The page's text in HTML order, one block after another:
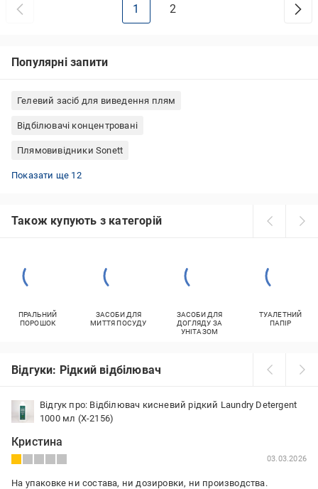
1 2
Популярні запити
Гелевий засіб для виведення плям
Відбілювачі концентровані
Плямовивідники Sonett
Плямовивідник Dr. Beckmann
Плямовивідник для плям від фруктів і напоїв
Плямовивідник WASCHKONIG
Плямовивідники БОС плюс
Плямовивідник Smacchio Tutto
Плямовивідник застарілих плям
Плямовивідники Omino Bianco
Плямовивідники універсальні
Плямовивідник спрей
Антибактеріальні плямовивідники
Плямовивідник рідкий
Плямовивідники порошкові
Показати ще 12
Також купують з категорій
ПРАЛЬНИЙ
ПОРОШОК
ЗАСОБИ ДЛЯ
МИТТЯ ПОСУДУ
ЗАСОБИ ДЛЯ
ДОГЛЯДУ ЗА
УНІТАЗОМ
ТУАЛЕТНИЙ
ПАПІР
Відгуки: Рідкий відбілювач
Відгук про: Відбілювач кисневий рідкий Laundry Detergent
1000 мл (X-2156)
Кристина
03.03.2026
На упаковке ни состава, ни дозировки, ни производства.